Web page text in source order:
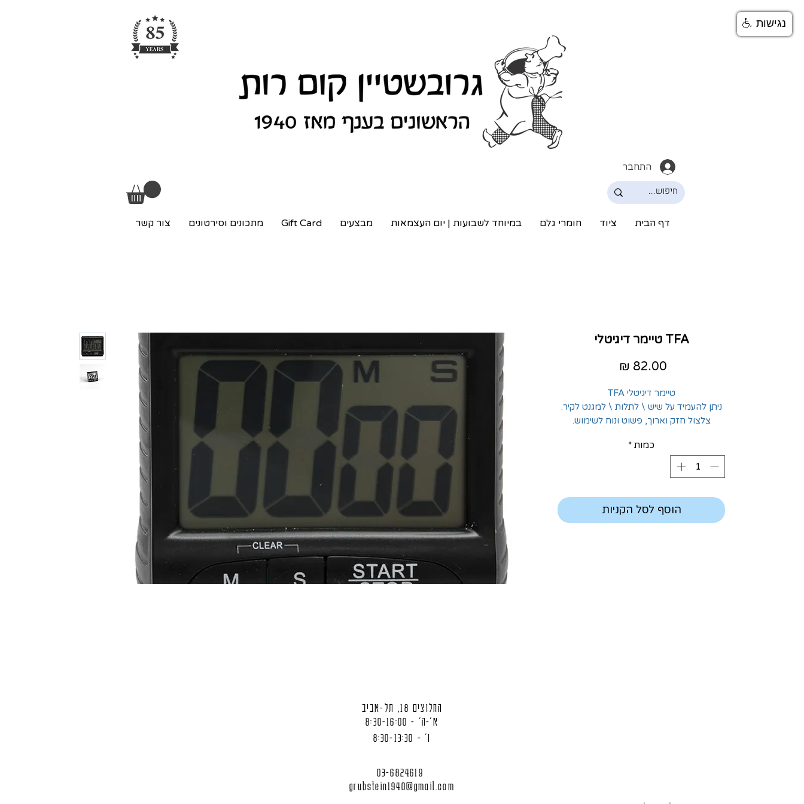
התחבר
דף הבית ציוד חומרי גלם במיוחד לשבועות | יום העצמאות מבצעים Gift Card מתכונים וסירטונים צור קשר
TFA טיימר דיגיטלי
טיימר דיגיטלי TFA
ניתן להעמיד על שיש \ לתלות \ למגנט לקיר.
צלצול חזק וארוך, פשוט ונוח לשימוש.
כמות *
הוסף לסל הקניות
החלוצים 18, תל-אביב
א'-ה' - 8:30-16:00
ו' - 8:30-13:30
03-6824619
grubstein1940@gmail.com
נגישות